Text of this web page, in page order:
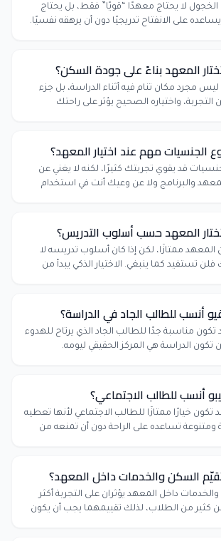
الخجول لا يحتاج معهدًا “قويًا” فقط، بل يحتاج
على الانفتاح تدريجيًا دون أن يرهقه نفسيًا.
المعهد بناءً على جودة السكن؟
مجرد مكان تنام فيه أثناء الدراسة، بل جزء
التجربة، واختياره الصحيح يؤثر على راحتك
الجنسيات مهم عند اختيار المعهد؟
قد يقوي تجربتك كثيرًا، لكنه لا يغني عن
والبرنامج ولا عن وعيك أنت في استخدام
المعهد حسب أسلوب التدريس؟
المعهد ممتازًا، لكن إذا كان أسلوب تدريسه لا
تستفيد كما ينبغي. الاختيار الذكي يبدأ من
أنسب للطالب الجاد في الدراسة؟
تكون مناسبة جدًا للطالب الجاد الذي يرتاح للهدوء
تكون الدراسة هي المركز الحقيقي ليومه.
أنسب للطالب الاجتماعي؟
تكون خيارًا ممتازًا للطالب الاجتماعي لأنها تعطيه
ومتنوعة تساعده على الراحة دون أن تمنعه من
السكن والخدمات داخل المعهد؟
داخل المعهد يؤثران على التجربة أكثر
كثير من الطلاب، لذلك تقييمهما يجب أن يكون